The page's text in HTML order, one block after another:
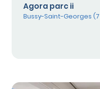
Agora parc ii
Bussy-Saint-Georges